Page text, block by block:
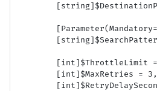
[int]$ThrottleLimit
        [int]$MaxRetries = 3,